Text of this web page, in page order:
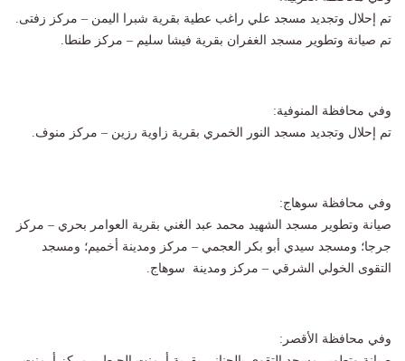
تم إحلال وتجديد مسجد علي راغب عطية بقرية شبرا اليمن – مركز زفتى.
تم صيانة وتطوير مسجد الغفران بقرية فيشا سليم – مركز طنطا.
وفي محافظة المنوفية:
تم إحلال وتجديد مسجد النور الخمري بقرية زاوية رزين – مركز منوف.
وفي محافظة سوهاج:
صيانة وتطوير مسجد الشهيد محمد عبد الغني بقرية العوامر بحري – مركز
جرجا؛ ومسجد سيدي أبو بكر العجمي – مركز ومدينة أخميم؛ ومسجد
التقوى الخولي الشرقي – مركز ومدينة سوهاج.
وفي محافظة الأقصر: